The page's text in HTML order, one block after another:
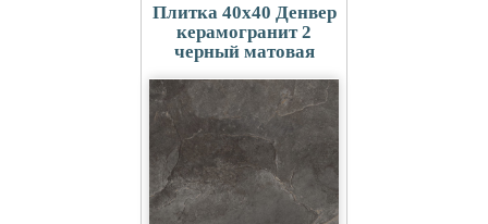
Плитка 40x40 Денвер
керамогранит 2
черный матовая